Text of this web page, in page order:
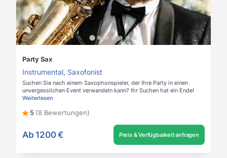
Party Sax
Instrumental, Saxofonist
Suchen Sie nach einem Saxophonspieler, der Ihre Party in einen
unvergesslichen Event verwandeln kann? Ihr Suchen hat ein Ende!
Weiterlesen
5 (8 Bewertungen)
Ab 1200 € Preis & Verfügbarkeit anfragen